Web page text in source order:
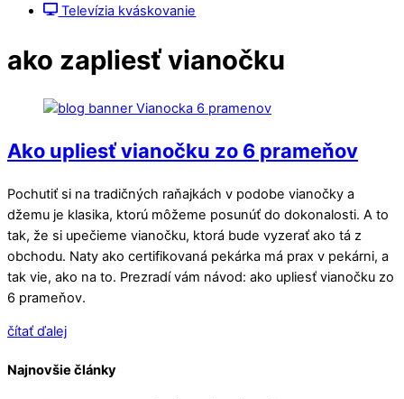
Televízia kváskovanie
ako zapliesť vianočku
Ako upliesť vianočku zo 6 prameňov
Pochutiť si na tradičných raňajkách v podobe vianočky a
džemu je klasika, ktorú môžeme posunúť do dokonalosti. A to
tak, že si upečieme vianočku, ktorá bude vyzerať ako tá z
obchodu. Naty ako certifikovaná pekárka má prax v pekárni, a
tak vie, ako na to. Prezradí vám návod: ako upliesť vianočku zo
6 prameňov.
čítať ďalej
Najnovšie články